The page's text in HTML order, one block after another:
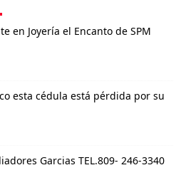
en Joyería el Encanto de SPM
esta cédula está pérdida por su
Garcias TEL.809- 246-3340